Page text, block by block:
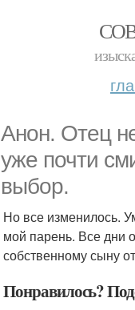
Анон. Отец
уже почти
выбор.
Но все изменилось.
мой парень. Все дни
собственному сыну
Понравилось?